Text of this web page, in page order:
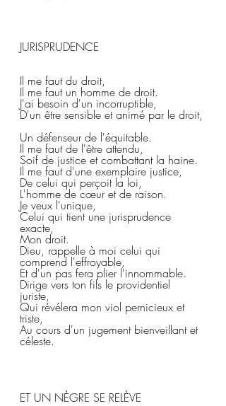
JURISPRUDENCE
Il me faut du droit,
Il me faut un homme de droit.
J'ai besoin d'un incorruptible,
D'un être sensible et animé par le droit,
Un défenseur de l'équitable.
Il me faut de l'être attendu,
Soif de justice et combattant la haine.
Il me faut d'une exemplaire justice,
De celui qui perçoit la loi,
L'homme de cœur et de raison.
Je veux l'unique,
Celui qui tient une jurisprudence
exacte,
Mon droit.
Dieu, rappelle à moi celui qui
comprend l'effroyable,
Et d'un pas fera plier l'innommable.
Dirige vers ton fils le providentiel
juriste,
Qui révélera mon viol pernicieux et
triste,
Au cours d'un jugement bienveillant et
céleste.
ET UN NÈGRE SE RELÈVE